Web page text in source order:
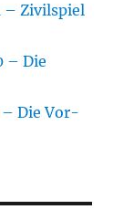
– Zivilspiel
– Die
– Die Vor-